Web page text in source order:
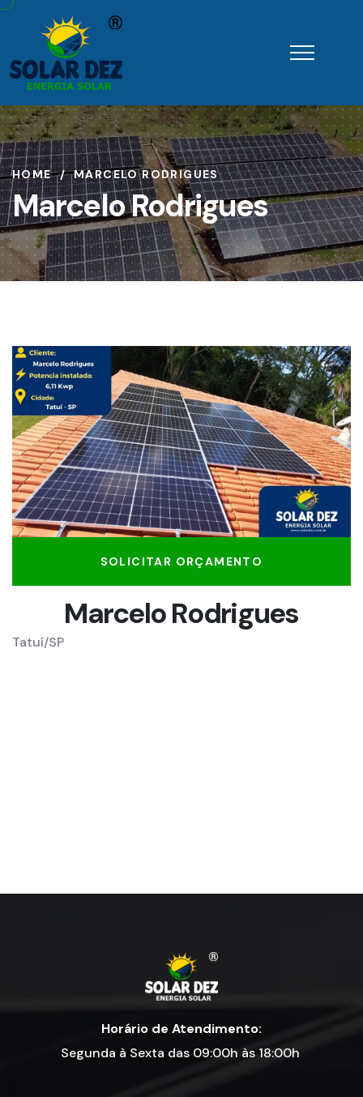
HOME MARCELO RODRIGUES
Marcelo Rodrigues
SOLICITAR ORÇAMENTO
Marcelo Rodrigues
Tatuí/SP
Horário de Atendimento:
Segunda à Sexta das 09:00h às 18:00h